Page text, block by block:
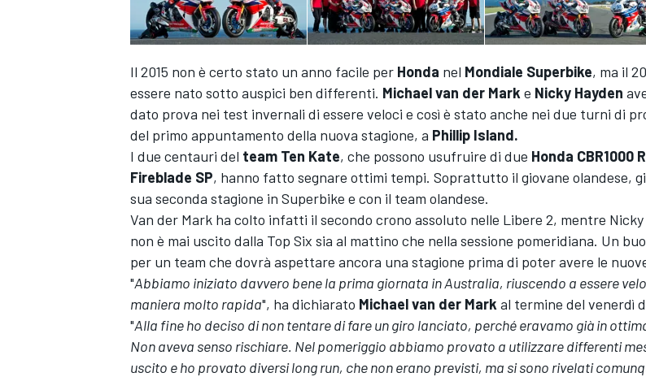
Il 2015 non è certo stato un anno facile per Honda nel Mondiale Superbike, ma il
essere nato sotto auspici ben differenti. Michael van der Mark e Nicky Hayden
dato prova nei test invernali di essere veloci e così è stato anche nei due turni di
del primo appuntamento della nuova stagione, a Phillip Island.
I due centauri del team Ten Kate, che possono usufruire di due Honda CBR1000
Fireblade SP, hanno fatto segnare ottimi tempi. Soprattutto il giovane olandese,
sua seconda stagione in Superbike e con il team olandese.
Van der Mark ha colto infatti il secondo crono assoluto nelle Libere 2, mentre Nicky
non è mai uscito dalla Top Six sia al mattino che nella sessione pomeridiana. Un
per un team che dovrà aspettare ancora una stagione prima di poter avere le
"Abbiamo iniziato davvero bene la prima giornata in Australia, riuscendo a essere
maniera molto rapida", ha dichiarato Michael van der Mark al termine del venerdì
"Alla fine ho deciso di non tentare di fare un giro lanciato, perché eravamo già in
Non aveva senso rischiare. Nel pomeriggio abbiamo provato a utilizzare differenti
uscito e ho provato diversi long run, che non erano previsti, ma si sono rivelati